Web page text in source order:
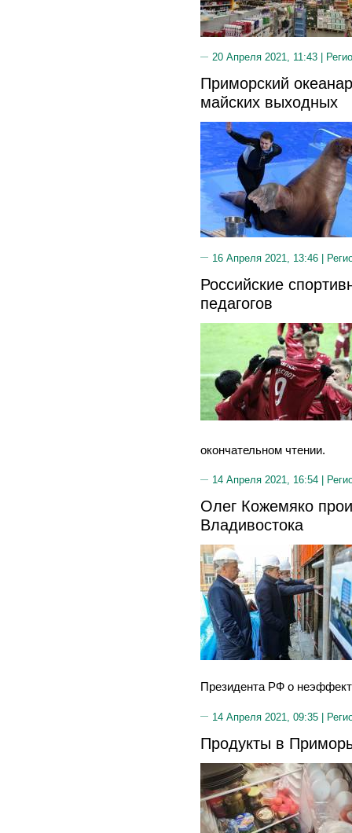
20 Апреля 2021, 11:43 |
Приморский
майских выходных
16 Апреля 2021, 13:46 |
Российские
педагогов
окончательном чтении.
14 Апреля 2021, 16:54 |
Олег Кожемяко
Владивостока
Президента РФ о
14 Апреля 2021, 09:35 |
Продукты в